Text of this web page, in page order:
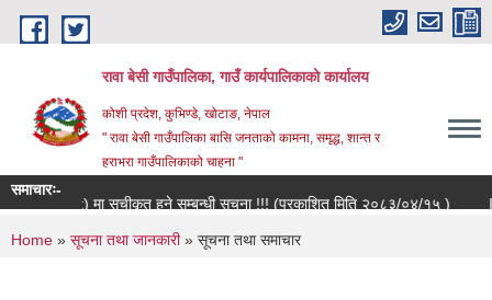
Skip to main content
रावा बेसी गाउँपालिका, गाउँ कार्यपालिकाको कार्यालय
कोशी प्रदेश, कुभिण्डे, खोटाङ, नेपाल
" रावा बेसी गाउँपालिका बासि जनताको कामना, समृद्ध, शान्त र
हराभरा गाउँपालिकाको चाहना "
समाचारः-
List) मा सूचीकृत हुने सम्बन्धी सूचना !!! (प्रकाशित मिति २०८३/०४/१५ )
You are here
Home » सूचना तथा जानकारी» सूचना तथा समाचार